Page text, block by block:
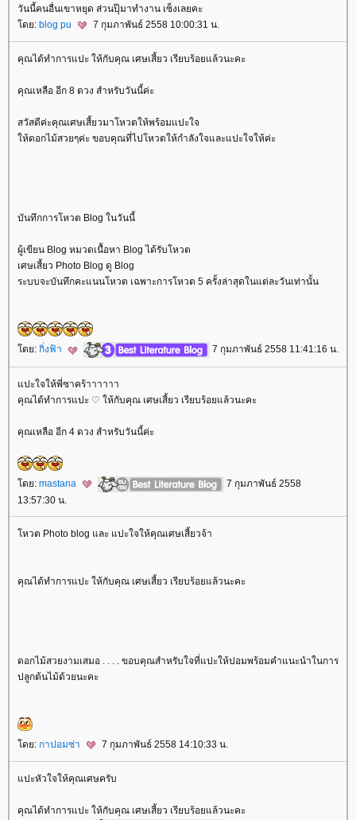
วันนี้คนอื่นเขาหยุด ส่วนปุ๊มาทำงาน เซ็งเลยคะ
ดย: blog pu 7 กุมภาพันธ์ 2558 10:00:31 น.
คุณได้ทำการแปะ ให้กับคุณ เศษเสี้ยว เรียบร้อยแล้วนะคะ
คุณเหลือ อีก 8 ดวง สำหรับวันนี้ค่ะ
สวัสดีค่ะคุณเศษเสี้ยวมาโหวตให้พร้อมแปะใจ
ห้ดอกไม้สวยๆค่ะ ขอบคุณที่ไปโหวตให้กำลังใจและแปะใจให้ค่ะ
บันทึกการโหวต Blog ในวันนี้
ผู้เขียน Blog หมวดเนื้อหา Blog ได้รับโหวต
เศษเสี้ยว Photo Blog ดู Blog
ระบบจะบันทึกคะแนนโหวต เฉพาะการโหวต 5 ครั้งล่าสุดในแต่ละวันเท่านั้น
ดย: กิ่งฟ้า 7 กุมภาพันธ์ 2558 11:41:16 น.
ปะใจให้พี่ซาคร้าาาาาา
คุณได้ทำการแปะ ♡ ให้กับคุณ เศษเสี้ยว เรียบร้อยแล้วนะคะ
คุณเหลือ อีก 4 ดวง สำหรับวันนี้ค่ะ
ดย: mastana
7 กุมภาพันธ์ 2558
13:57:30 น.
หวต Photo blog และ แปะใจให้คุณเศษเสี้ยวจ้า
คุณได้ทำการแปะ ให้กับคุณ เศษเสี้ยว เรียบร้อยแล้วนะคะ
ดอกไม้สวยงามเสมอ . . . . ขอบคุณสำหรับใจที่แปะให้ปอมพร้อมคำแนะนำในการ
ปลูกต้นไม้ด้วยนะคะ
ดย: กาปอมซ่า 7 กุมภาพันธ์ 2558 14:10:33 น.
ปะหัวใจให้คุณเศษครับ
คุณได้ทำการแปะ ให้กับคุณ เศษเสี้ยว เรียบร้อยแล้วนะคะ